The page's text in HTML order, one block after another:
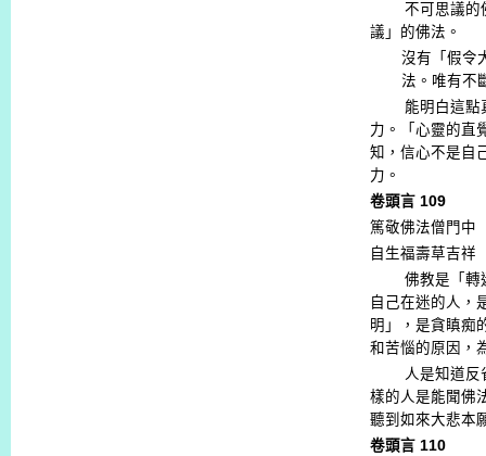
不可思議的
議」的佛法。
沒有「假令
法。唯有不
能明白這點
力。「心靈的直
知，信心不是自
力。
卷頭言 109
篤敬佛法僧門中
自生福壽草吉祥
佛教是「轉
自己在迷的人，
明」，是貪瞋痴
和苦惱的原因，
人是知道反
樣的人是能聞佛
聽到如來大悲本
卷頭言 110